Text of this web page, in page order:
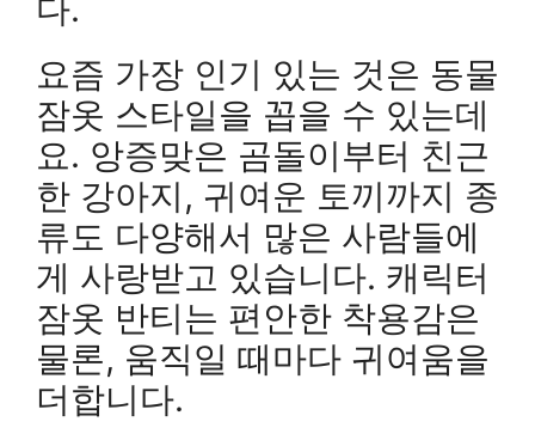
다.
요즘 가장 인기 있는 것은 동물
잠옷 스타일을 꼽을 수 있는데
요. 앙증맞은 곰돌이부터 친근
한 강아지, 귀여운 토끼까지 종
류도 다양해서 많은 사람들에
게 사랑받고 있습니다. 캐릭터
잠옷 반티는 편안한 착용감은
물론, 움직일 때마다 귀여움을
더합니다.